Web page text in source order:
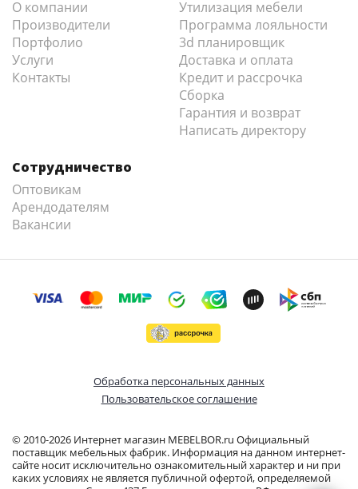
О компании
Производители
Портфолио
Услуги
Контакты
Утилизация мебели
Программа лояльности
3d планировщик
Доставка и оплата
Кредит и рассрочка
Сборка
Гарантия и возврат
Написать директору
Сотрудничество
Оптовикам
Арендодателям
Вакансии
© 2010-2026 Интернет магазин MEBELBOR.ru Официальный
поставщик мебельных фабрик. Информация на данном интернет-
сайте носит исключительно ознакомительный характер и ни при
каких условиях не является публичной офертой, определяемой
Обработка персональных данных
Пользовательское соглашение